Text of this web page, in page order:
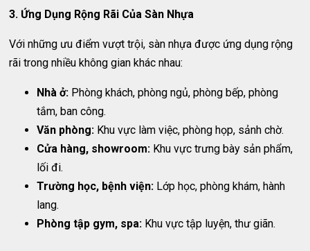
3. Ứng Dụng Rộng Rãi Của Sàn Nhựa
Với những ưu điểm vượt trội, sàn nhựa được ứng dụng rộng
rãi trong nhiều không gian khác nhau:
Nhà ở: Phòng khách, phòng ngủ, phòng bếp, phòng
tắm, ban công.
Văn phòng: Khu vực làm việc, phòng họp, sảnh chờ.
Cửa hàng, showroom: Khu vực trưng bày sản phẩm,
lối đi.
Trường học, bệnh viện: Lớp học, phòng khám, hành
lang.
Phòng tập gym, spa: Khu vực tập luyện, thư giãn.